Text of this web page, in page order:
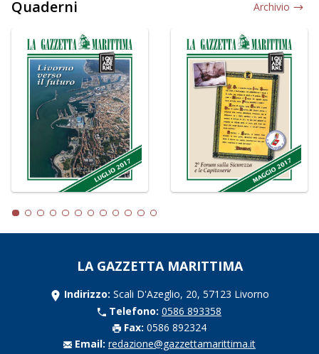
Quaderni Archivio
LA GAZZETTA MARITTIMA
Indirizzo: Scali D'Azeglio, 20, 57123 Livorno
Telefono: 0586 893358
Fax: 0586 892324
Email: redazione@gazzettamarittima.it